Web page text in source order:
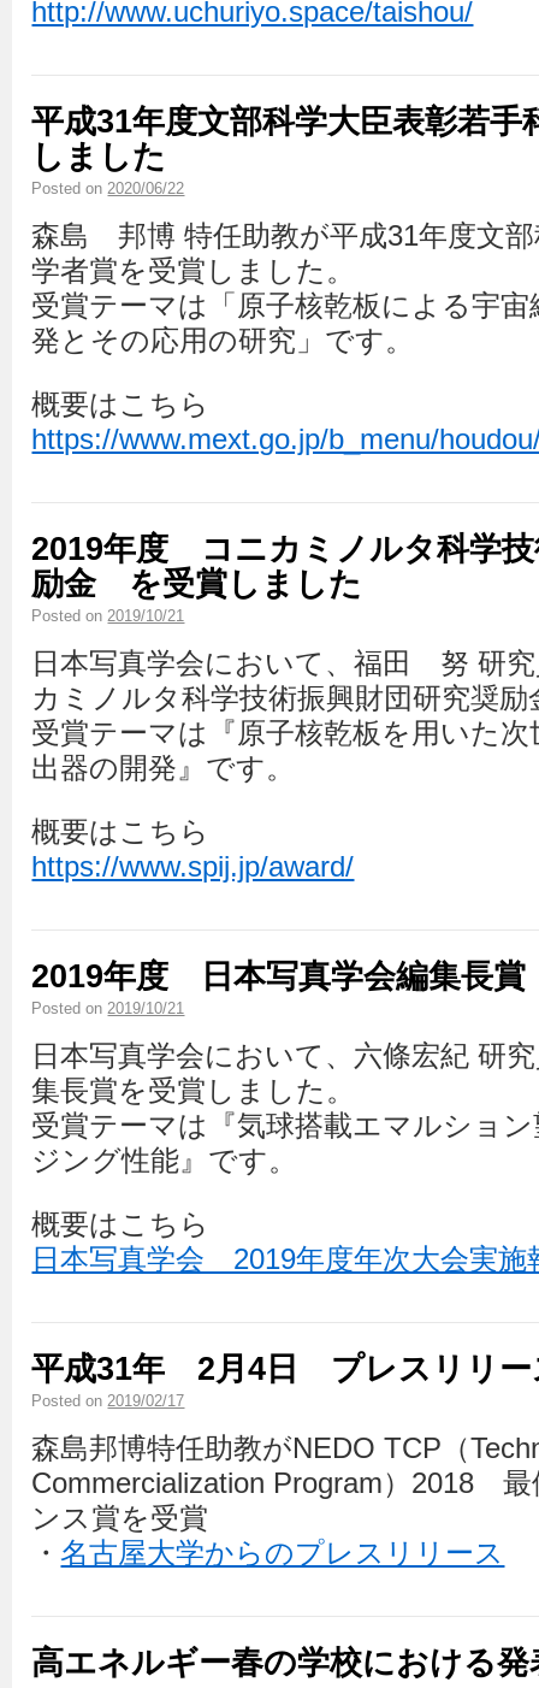
http://www.uchuriyo.space/taishou/
平成31年度文部科学大臣表彰若
しました
Posted on 2020/06/22
森島 邦博 特任助教が平成31年度文
学者賞を受賞しました。
受賞テーマは「原子核乾板による宇
発とその応用の研究」です。
概要はこちら
https://www.mext.go.jp/b_menu/
2019年度 コニカミノルタ科学技
励金 を受賞しました
Posted on 2019/10/21
日本写真学会において、福田 努 研
カミノルタ科学技術振興財団研究奨
受賞テーマは『原子核乾板を用いた
出器の開発』です。
概要はこちら
https://www.spij.jp/award/
2019年度 日本写真学会編集長
Posted on 2019/10/21
日本写真学会において、六條宏紀 研
集長賞を受賞しました。
受賞テーマは『気球搭載エマルショ
ジング性能』です。
概要はこちら
日本写真学会 2019年度年次大会実施
平成31年 2月4日 プレスリリー
Posted on 2019/02/17
森島邦博特任助教がNEDO TCP（
Commercialization Program）2018
ンス賞を受賞
・名古屋大学からのプレスリリース
高エネルギー春の学校における発